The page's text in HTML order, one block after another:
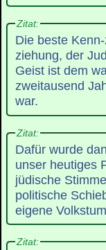
Zitat:
Die beste
ziehung, der
Geist ist dem
zweitausend
war.
Zitat:
Dafür wurde
unser heutiges
jüdische
politische
eigene
Zitat: